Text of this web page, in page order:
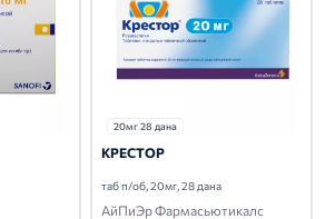
20мг 28 дана
КРЕСТОР
таб п/об, 20мг, 28 дана
АйПиЭр Фармасьютикалс